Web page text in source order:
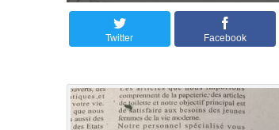
Twitter Facebook